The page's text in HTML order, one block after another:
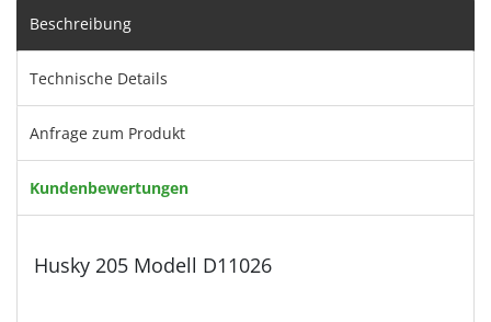
Beschreibung
Technische Details
Anfrage zum Produkt
Kundenbewertungen
Husky 205 Modell D11026